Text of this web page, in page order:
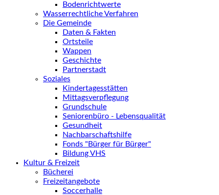
Bodenrichtwerte
Wasserrechtliche Verfahren
Die Gemeinde
Daten & Fakten
Ortsteile
Wappen
Geschichte
Partnerstadt
Soziales
Kindertagesstätten
Mittagsverpflegung
Grundschule
Seniorenbüro - Lebensqualität
Gesundheit
Nachbarschaftshilfe
Fonds "Bürger für Bürger"
Bildung VHS
Kultur & Freizeit
Bücherei
Freizeitangebote
Soccerhalle